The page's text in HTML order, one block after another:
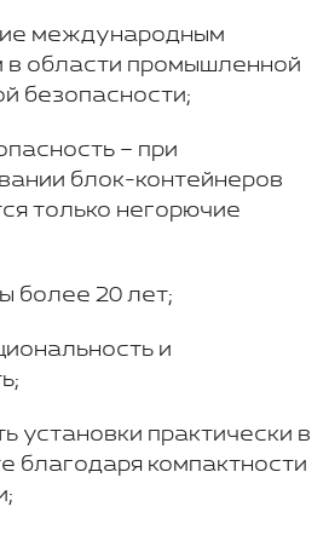
международным
в области промышленной
безопасности;
– при
блок-контейнеров
только негорючие
более 20 лет;
и
установки практически в
благодаря компактности